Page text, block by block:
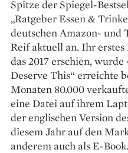
Spitze der Spiegel-­
„Ratgeber Essen &
deutschen ­Amazon-
Reif aktuell an. Ihr erstes
das 2017 ­erschien,
De­serve This“ erreichte
Monaten 80.000
eine Datei auf ihrem
der englischen Version
diesem Jahr auf den
anderem auch als E-